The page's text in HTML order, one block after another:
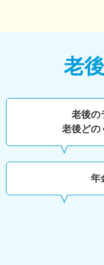
老
老後の
老後どの
年